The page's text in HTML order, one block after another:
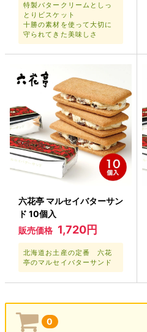
特製バタークリームとしっ
とりビスケット
十勝の素材を使って大切に
守られてきた美味しさ
六花亭 マルセイバターサン
ド 10個入
販売価格 1,720円
北海道お土産の定番 六花
亭のマルセイバターサンド
0